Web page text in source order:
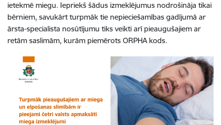
ietekmē miegu. Iepriekš šādus izmeklējumus nodrošināja tikai
bērniem, savukārt turpmāk tie nepieciešamības gadījumā ar
ārsta-specialista nosūtījumu tiks veikti arī pieaugušajiem ar
retām saslimām, kurām piemērots ORPHA kods.